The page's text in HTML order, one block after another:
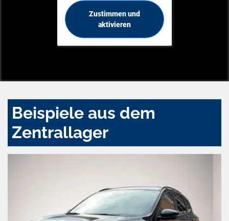
Zustimmen und
aktivieren
Beispiele aus dem
Zentrallager